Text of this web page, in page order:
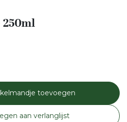
toevoegen
aan verlanglijst